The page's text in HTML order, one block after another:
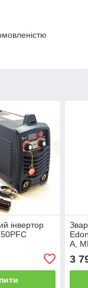
інвертор
А,
3